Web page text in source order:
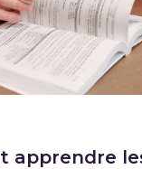
apprendre